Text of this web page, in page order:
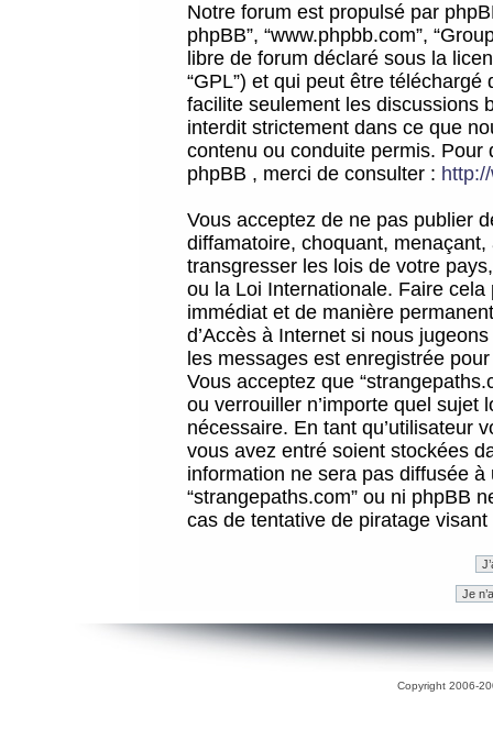
Notre forum est propulsé par
phpBB”, “www.phpbb.com”,
libre de forum déclaré sous la
“GPL”) et qui peut être téléchargé
facilite seulement les discussions
interdit strictement dans ce que
contenu ou conduite permis.
phpBB , merci de consulter :
Vous acceptez de ne pas publier
diffamatoire, choquant,
transgresser les lois de votre
ou la Loi Internationale. Faire
immédiat et de manière
d’Accès à Internet si nous
les messages est enregistrée
Vous acceptez que
ou verrouiller n’importe quel sujet
nécessaire. En tant qu’utilisateur
vous avez entré soient stockées
information ne sera pas diffusée
“strangepaths.com” ou ni phpBB
cas de tentative de piratage
Copyright 2006-